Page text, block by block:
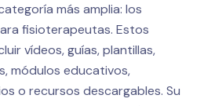
más amplia: los
fisioterapeutas. Estos
vídeos, guías, plantillas,
módulos educativos,
o recursos descargables. Su